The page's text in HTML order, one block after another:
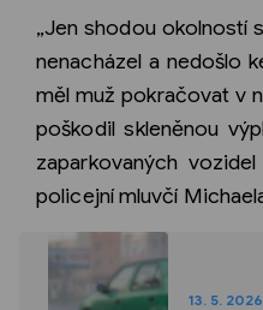
„Jen shodou okolností
nenacházel a nedošlo
měl muž pokračovat v
poškodil skleněnou
zaparkovaných
policejní mluvčí
13. 5. 2026